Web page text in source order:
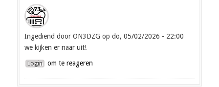
Ingediend door ON3DZG op do, 05/02/2026 - 22:00
we kijken er naar uit!
Login om te reageren